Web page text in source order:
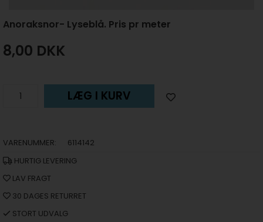
Anoraksnor- Lyseblå. Pris pr meter
8,00 DKK
LÆG I KURV
VARENUMMER:
6114142
HURTIG LEVERING
LAV FRAGT
30 DAGES RETURRET
STORT UDVALG